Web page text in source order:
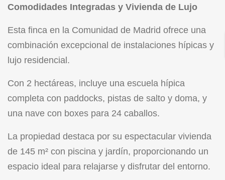
Comodidades Integradas y Vivienda de Lujo
Esta finca en la Comunidad de Madrid ofrece una
combinación excepcional de instalaciones hípicas y
lujo residencial.
Con 2 hectáreas, incluye una escuela hípica
completa con paddocks, pistas de salto y doma, y
una nave con boxes para 24 caballos.
La propiedad destaca por su espectacular vivienda
de 145 m² con piscina y jardín, proporcionando un
espacio ideal para relajarse y disfrutar del entorno.